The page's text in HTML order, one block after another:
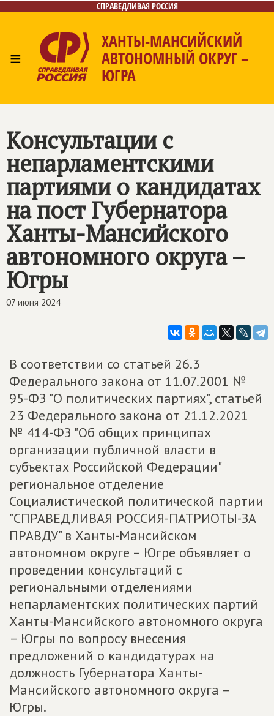
СПРАВЕДЛИВАЯ РОССИЯ
≡
ХАНТЫ-МАНСИЙСКИЙ
АВТОНОМНЫЙ ОКРУГ –
ЮГРА
Консультации с
непарламентскими
партиями о кандидатах
на пост Губернатора
Ханты-Мансийского
автономного округа –
Югры
07 июня 2024
В соответствии со статьей 26.3
Федерального закона от 11.07.2001 №
95-ФЗ "О политических партиях", статьей
23 Федерального закона от 21.12.2021
№ 414-ФЗ "Об общих принципах
организации публичной власти в
субъектах Российской Федерации"
региональное отделение
Социалистической политической партии
"СПРАВЕДЛИВАЯ РОССИЯ-ПАТРИОТЫ-ЗА
ПРАВДУ" в Ханты-Мансийском
автономном округе – Югре объявляет о
проведении консультаций с
региональными отделениями
непарламентских политических партий
Ханты-Мансийского автономного округа
– Югры по вопросу внесения
предложений о кандидатурах на
должность Губернатора Ханты-
Мансийского автономного округа –
Югры.